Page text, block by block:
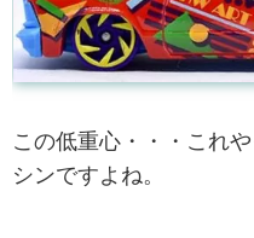
この低重心・・・これ
シンですよね。